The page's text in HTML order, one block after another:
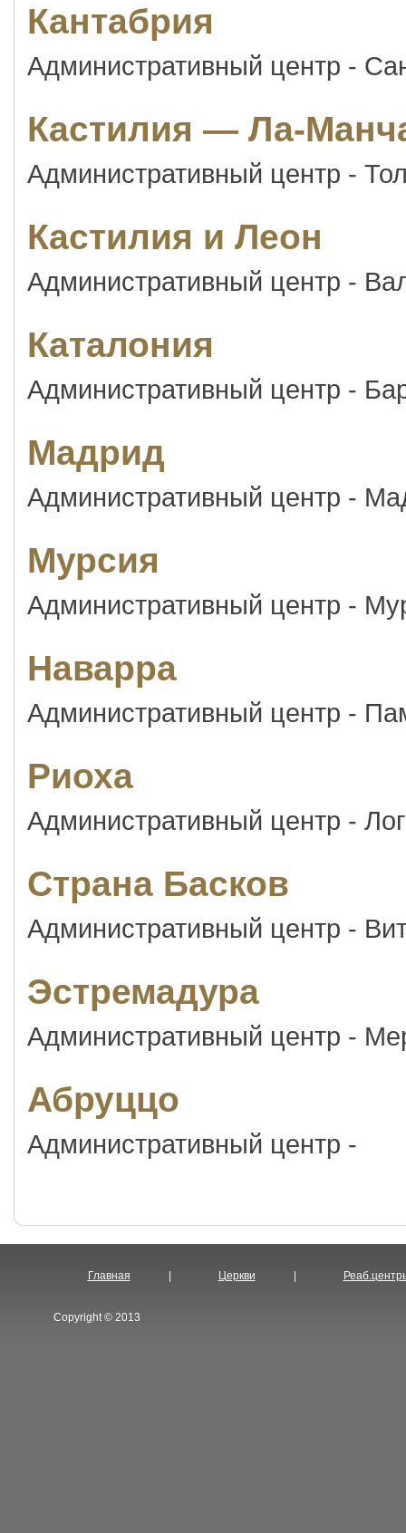
Кантабрия
Административный центр -
Кастилия — Ла-
Административный центр -
Кастилия и Леон
Административный центр -
Каталония
Административный центр -
Мадрид
Административный центр -
Мурсия
Административный центр -
Наварра
Административный центр -
Риоха
Административный центр -
Страна Басков
Административный центр -
Эстремадура
Административный центр -
Абруццо
Административный центр -
Главная Церкви
Copyright © 2013